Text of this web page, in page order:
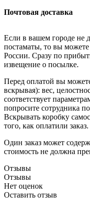
Почтовая доставка
Если в вашем городе не
постаматы, то вы можете
России. Сразу по
извещение о посылке.
Перед оплатой вы
вскрывая): вес,
соответствует
попросите сотрудника
Вскрывать коробку
того, как оплатили заказ.
Один заказ может
стоимость не должна
Отзывы
Отзывы
Нет оценок
Оставить отзыв